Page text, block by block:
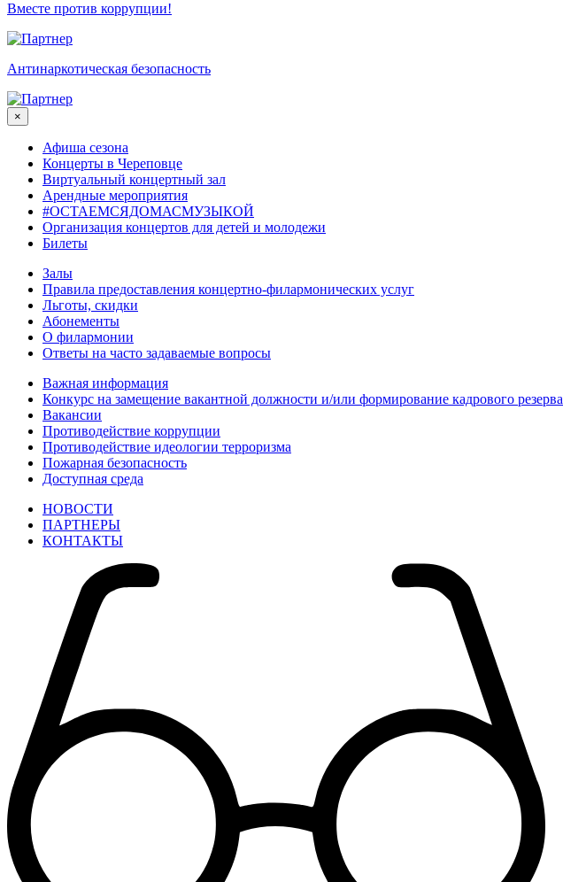
Вместе против коррупции!
Антинаркотическая безопасность
×
Афиша сезона
Концерты в Череповце
Виртуальный концертный зал
Арендные мероприятия
#ОСТАЕМСЯДОМАСМУЗЫКОЙ
Организация концертов для детей и молодежи
Билеты
Залы
Правила предоставления концертно-филармонических услуг
Льготы, скидки
Абонементы
О филармонии
Ответы на часто задаваемые вопросы
Важная информация
Конкурс на замещение вакантной должности и/или формирование кадрового резерва
Вакансии
Противодействие коррупции
Противодействие идеологии терроризма
Пожарная безопасность
Доступная среда
НОВОСТИ
ПАРТНЕРЫ
КОНТАКТЫ